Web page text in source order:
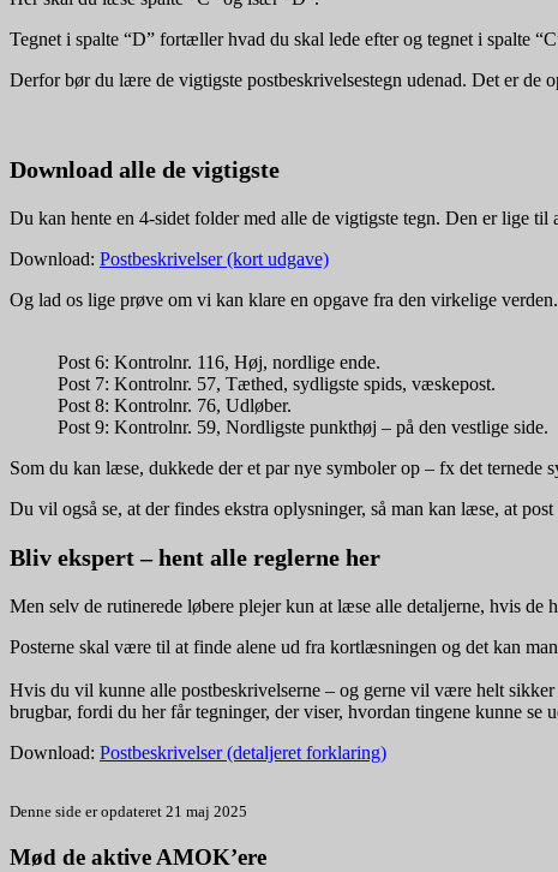
Tegnet i spalte “D” fortæller hvad du skal lede efter og tegnet i spalte
Derfor bør du lære de vigtigste postbeskrivelsestegn udenad. Det er de
Download alle de vigtigste
Du kan hente en 4-sidet folder med alle de vigtigste tegn. Den er lige til
Download: Postbeskrivelser (kort udgave)
Og lad os lige prøve om vi kan klare en opgave fra den virkelige
Post 6: Kontrolnr. 116, Høj, nordlige ende.
Post 7: Kontrolnr. 57, Tæthed, sydligste spids, væskepost.
Post 8: Kontrolnr. 76, Udløber.
Post 9: Kontrolnr. 59, Nordligste punkthøj – på den vestlige side.
Som du kan læse, dukkede der et par nye symboler op – fx det
Du vil også se, at der findes ekstra oplysninger, så man kan læse, at
Bliv ekspert – hent alle reglerne her
Men selv de rutinerede løbere plejer kun at læse alle detaljerne, hvis de
Posterne skal være til at finde alene ud fra kortlæsningen og det kan
Hvis du vil kunne alle postbeskrivelserne – og gerne vil være helt
brugbar, fordi du her får tegninger, der viser, hvordan tingene kunne se
Download: Postbeskrivelser (detaljeret forklaring)
Denne side er opdateret 21 maj 2025
Mød de aktive AMOK’ere